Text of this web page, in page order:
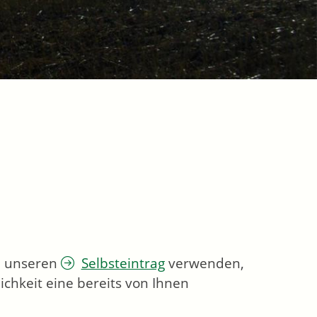
unseren Selbsteintragverwenden,
eine bereits von Ihnen